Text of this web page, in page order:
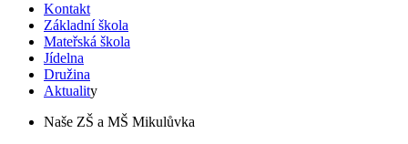
Kontakt
Základní škola
Mateřská škola
Jídelna
Družina
Aktuality
Naše ZŠ a MŠ Mikulůvka